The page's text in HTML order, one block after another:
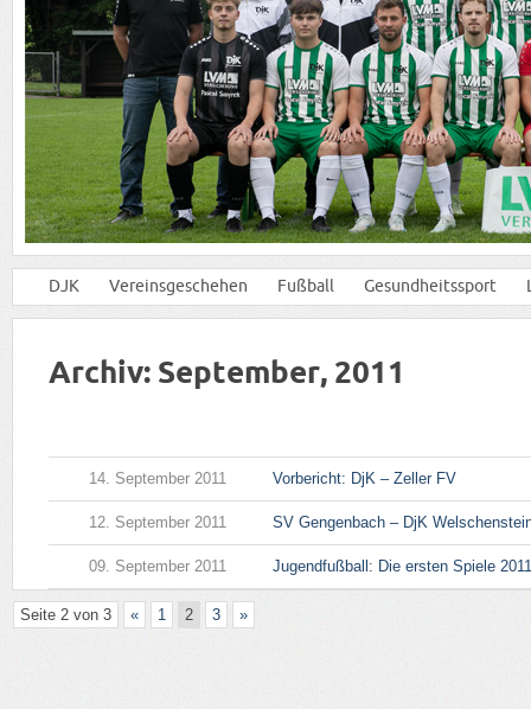
DJK Vereinsgeschehen Fußball Gesundheitssport
Archiv: September, 2011
14. September 2011 Vorbericht: DjK – Zeller FV
12. September 2011 SV Gengenbach – DjK
09. September 2011 Jugendfußball: Die ersten Spiele
Seite 2 von 3 « 1 2 3 »